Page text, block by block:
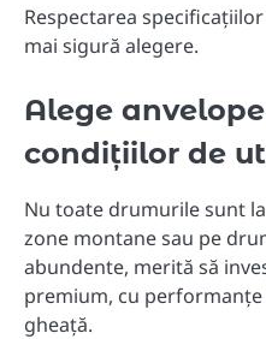
Respectarea
mai sigură alegere.
Alege
condițiilor de
Nu toate drumurile sunt
zone montane sau pe
abundente, merită să
premium, cu
gheață.